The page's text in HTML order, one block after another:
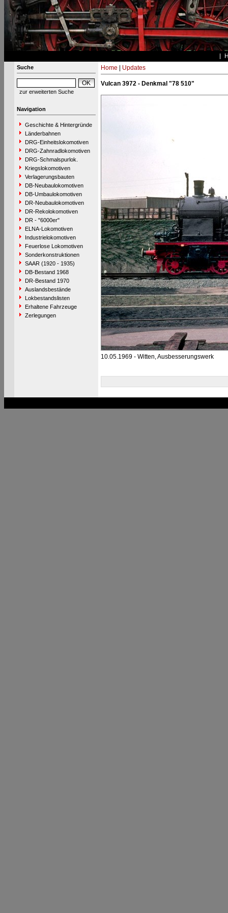
Suche
zur erweiterten Suche
Navigation
Geschichte & Hintergründe
Länderbahnen
DRG-Einheitslokomotiven
DRG-Zahnradlokomotiven
DRG-Schmalspurlok.
Kriegslokomotiven
Verlagerungsbauten
DB-Neubaulokomotiven
DB-Umbaulokomotiven
DR-Neubaulokomotiven
DR-Rekolokomotiven
DR - "6000er"
ELNA-Lokomotiven
Industrielokomotiven
Feuerlose Lokomotiven
Sonderkonstruktionen
SAAR (1920 - 1935)
DB-Bestand 1968
DR-Bestand 1970
Auslandsbestände
Lokbestandslisten
Erhaltene Fahrzeuge
Zerlegungen
Home Updates
Vulcan 3972 - Denkmal "78 510"
10.05.1969 - Witten, Ausbesserungswerk